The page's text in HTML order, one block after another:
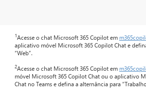
1Acesse o chat Microsoft 365 Copilot em
aplicativo móvel Microsoft 365 Copilot Chat e
“Web”.
2Acesse o chat Microsoft 365 Copilot em
móvel Microsoft 365 Copilot Chat ou o aplicativo
Chat no Teams e defina a alternância para